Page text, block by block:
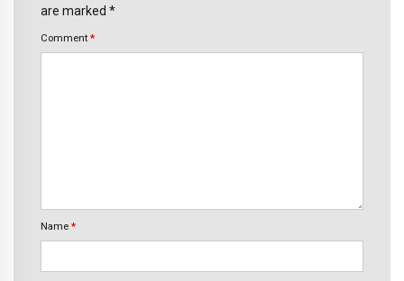
are marked *
Comment *
Name *